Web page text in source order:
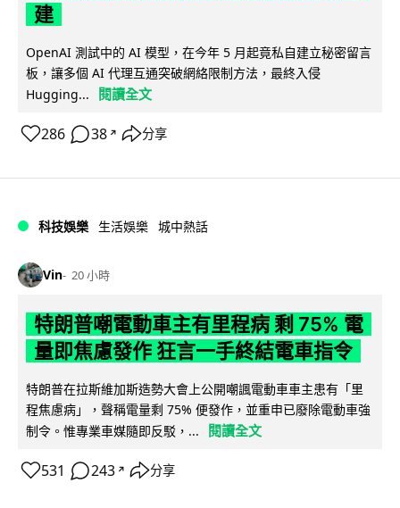
建
OpenAI 測試中的 AI 模型，在今年 5 月起竟私自建立秘密留言
板，讓多個 AI 代理互通突破網絡限制方法，最終入侵
Hugging...
閱讀全文
286 38 ↗ 分享
科技娛樂 生活娛樂 城中熱話
Vin 20 小時
特朗普嘲電動車主有里程病 剩 75% 電
量即焦慮發作 狂言一手終結電車指令
特朗普在拉斯維加斯造勢大會上公開嘲諷電動車車主患有「里
程焦慮病」，聲稱電量剩 75% 便發作，並重申已廢除電動車強
制令。惟專業車媒隨即反駁，...
閱讀全文
531 243 ↗ 分享